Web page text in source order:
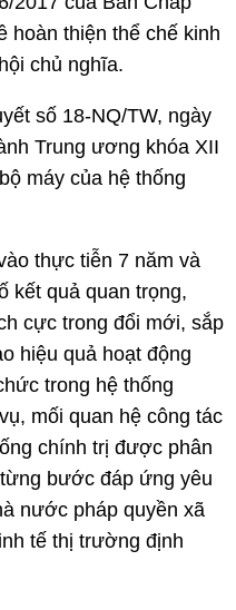
hoàn thiện thể chế kinh
chủ nghĩa.
số 18-NQ/TW, ngày
Trung ương khóa XII
máy của hệ thống
thực tiễn 7 năm và
kết quả quan trọng,
cực trong đổi mới, sắp
hiệu quả hoạt động
trong hệ thống
mối quan hệ công tác
chính trị được phân
bước đáp ứng yêu
nước pháp quyền xã
tế thị trường định